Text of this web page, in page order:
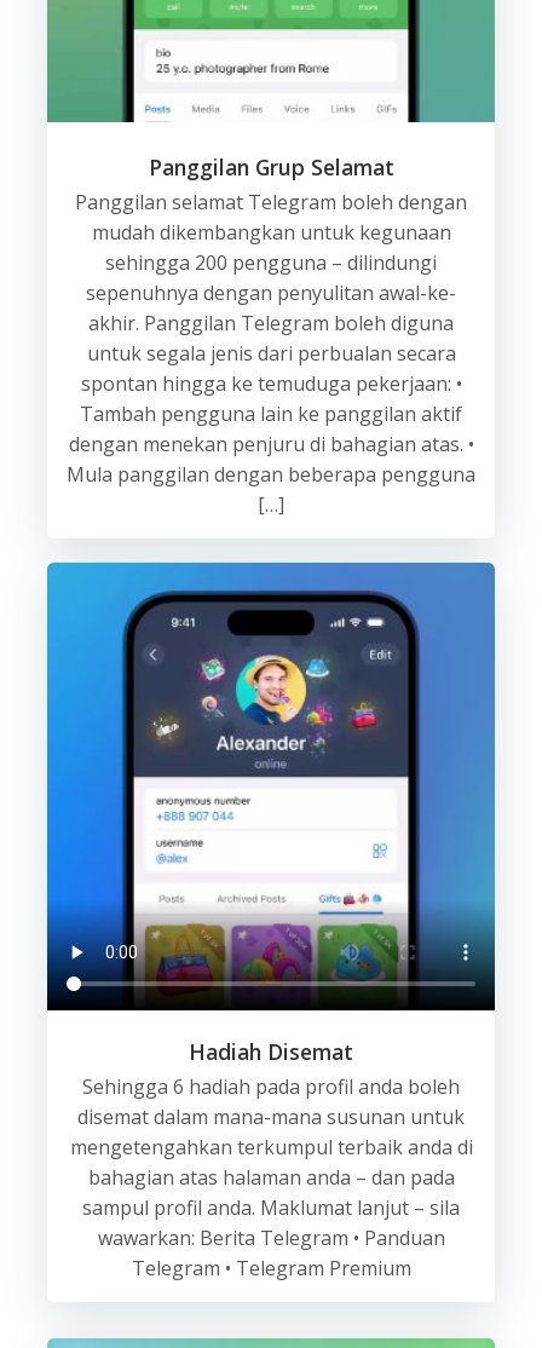
Panggilan Grup Selamat
Panggilan selamat Telegram boleh dengan
mudah dikembangkan untuk kegunaan
sehingga 200 pengguna – dilindungi
sepenuhnya dengan penyulitan awal-ke-
akhir. Panggilan Telegram boleh diguna
untuk segala jenis dari perbualan secara
spontan hingga ke temuduga pekerjaan: •
Tambah pengguna lain ke panggilan aktif
dengan menekan penjuru di bahagian atas. •
Mula panggilan dengan beberapa pengguna
[…]
Hadiah Disemat
Sehingga 6 hadiah pada profil anda boleh
disemat dalam mana-mana susunan untuk
mengetengahkan terkumpul terbaik anda di
bahagian atas halaman anda – dan pada
sampul profil anda. Maklumat lanjut – sila
wawarkan: Berita Telegram • Panduan
Telegram • Telegram Premium